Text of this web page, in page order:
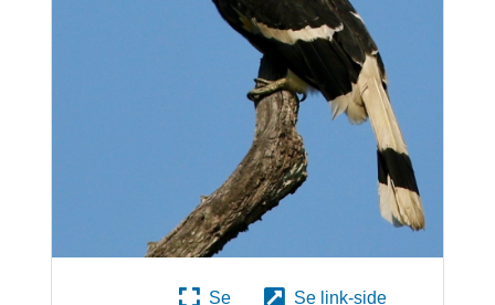
Se
Se link-side